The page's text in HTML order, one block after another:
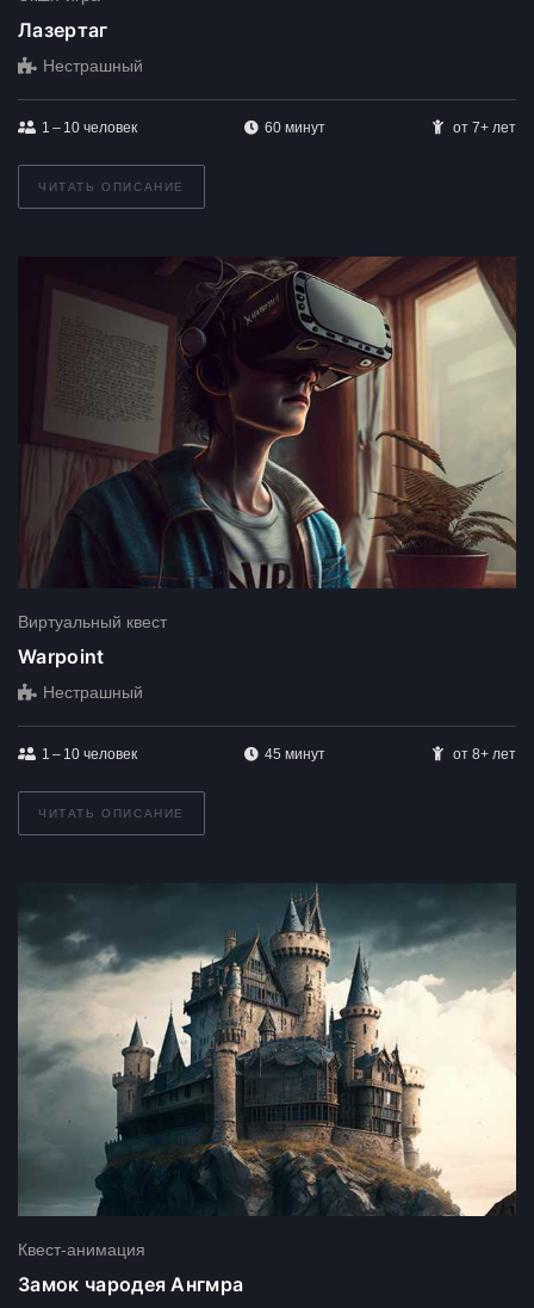
Лазертаг
Нестрашный
1 – 10 человек 60 минут от 7+ лет
ЧИТАТЬ ОПИСАНИЕ
Виртуальный квест
Warpoint
Нестрашный
1 – 10 человек 45 минут от 8+ лет
ЧИТАТЬ ОПИСАНИЕ
Квест-анимация
Замок чародея Ангмра